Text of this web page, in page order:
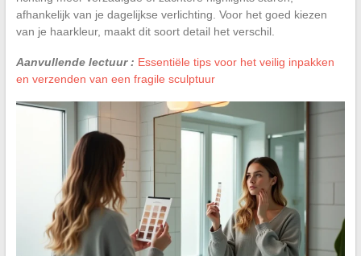
afhankelijk van je dagelijkse verlichting. Voor het goed kiezen
van je haarkleur, maakt dit soort detail het verschil.
Aanvullende lectuur : Essentiële tips voor het veilig inpakken
en verzenden van een fragile sculptuur